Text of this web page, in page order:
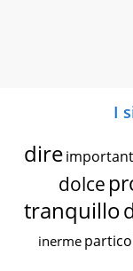
I
dire
dolce
tranquillo
inerme